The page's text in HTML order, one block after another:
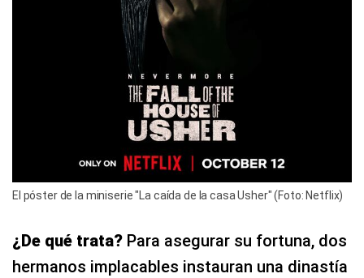
El póster de la miniserie "La caída de la casa Usher" (Foto: Netflix)
¿De qué trata? Para asegurar su fortuna, dos
hermanos implacables instauran una dinastía